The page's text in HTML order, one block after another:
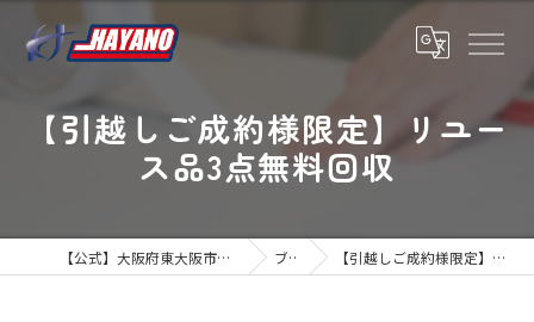
【引越しご成約様限定】リユー
ス品3点無料回収
【公式】大阪府東大阪市の引越しならハヤノ運送 ブログ 【引越しご成約様限定】リユース品3点無料回収